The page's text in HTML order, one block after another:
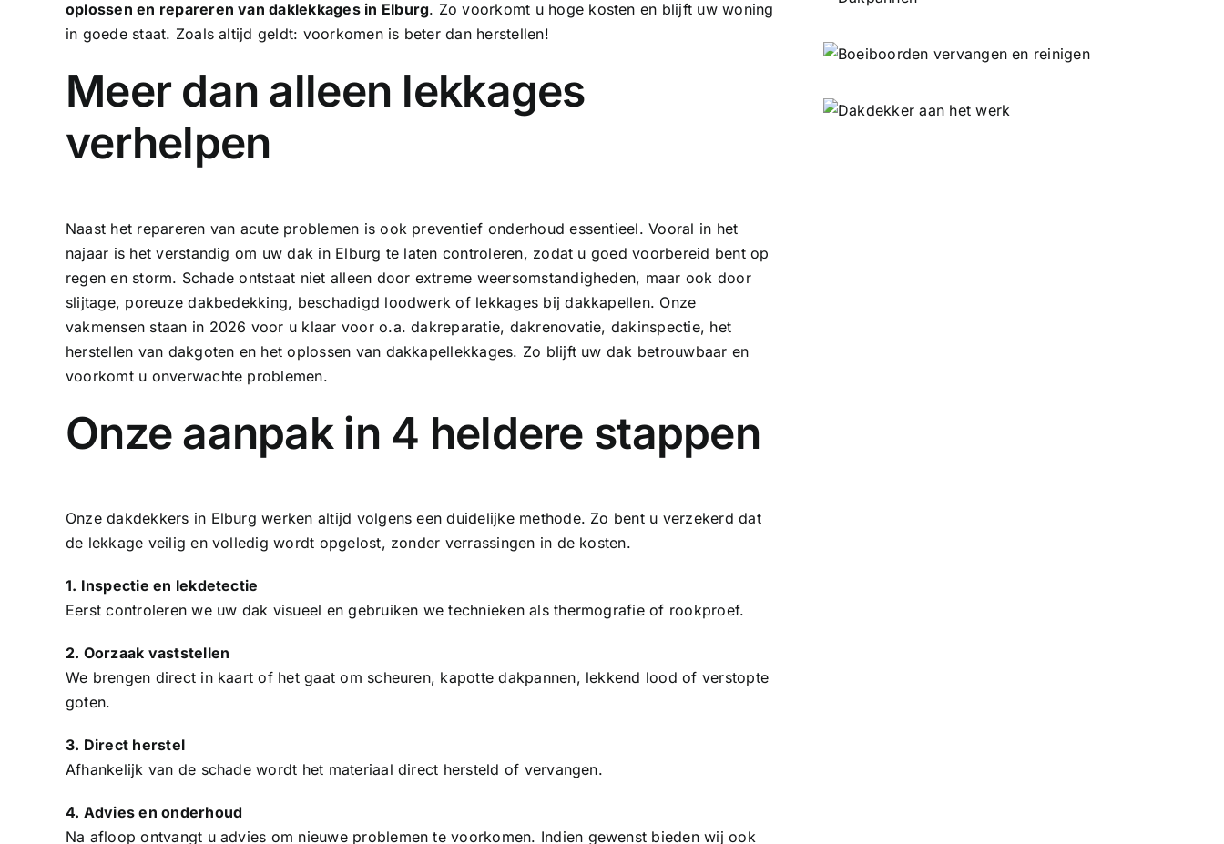
oplossen en repareren van daklekkages in Elburg. Zo voorkomt u hoge kosten en blijft uw woning
in goede staat. Zoals altijd geldt: voorkomen is beter dan herstellen!
Meer dan alleen lekkages
verhelpen
Naast het repareren van acute problemen is ook preventief onderhoud essentieel. Vooral in het
najaar is het verstandig om uw dak in Elburg te laten controleren, zodat u goed voorbereid bent op
regen en storm. Schade ontstaat niet alleen door extreme weersomstandigheden, maar ook door
slijtage, poreuze dakbedekking, beschadigd loodwerk of lekkages bij dakkapellen. Onze
vakmensen staan in 2026 voor u klaar voor o.a.dakreparatie, dakrenovatie, dakinspectie, het
herstellen van dakgoten en het oplossen van dakkapellekkages. Zo blijft uw dak betrouwbaar en
voorkomt u onverwachte problemen.
Onze aanpak in 4 heldere stappen
Onze dakdekkers in Elburg werken altijd volgens een duidelijke methode. Zo bent u verzekerd dat
de lekkage veilig en volledig wordt opgelost, zonder verrassingen in de kosten.
1. Inspectie en lekdetectie
Eerst controleren we uw dak visueel en gebruiken we technieken als thermografie of rookproef.
2. Oorzaak vaststellen
We brengen direct in kaart of het gaat om scheuren, kapottedakpannen, lekkend lood of verstopte
goten.
3. Direct herstel
Afhankelijk van de schade wordt het materiaal direct hersteld of vervangen.
4. Advies en onderhoud
Na afloop ontvangt u advies om nieuwe problemen te voorkomen. Indien gewenst bieden wij ook